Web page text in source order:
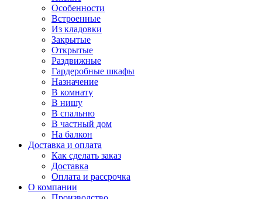
Особенности
Встроенные
Из кладовки
Закрытые
Открытые
Раздвижные
Гардеробные шкафы
Назначение
В комнату
В нишу
В спальню
В частный дом
На балкон
Доставка и оплата
Как сделать заказ
Доставка
Оплата и рассрочка
О компании